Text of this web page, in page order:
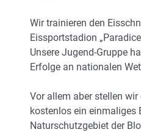
Wir trainieren den
Eissportstadion
Unsere Jugend-Gruppe
Erfolge an nationalen
Vor allem aber stellen wir
kostenlos ein einmaliges
Naturschutzgebiet der